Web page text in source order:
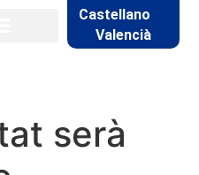
Castellano
Valencià
serà